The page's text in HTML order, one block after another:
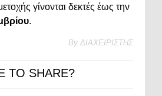
γίνονται δεκτές έως την
.
By ΔΙΑΧΕΙΡΙΣΤΗΣ
TO SHARE?